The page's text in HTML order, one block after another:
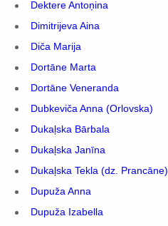
Dektere Antoņina
Dimitrijeva Aina
Diča Marija
Dortāne Marta
Dortāne Veneranda
Dubkeviča Anna (Orlovska)
Dukaļska Bārbala
Dukaļska Janīna
Dukaļska Tekla (dz. Prancāne)
Dupuža Anna
Dupuža Izabella